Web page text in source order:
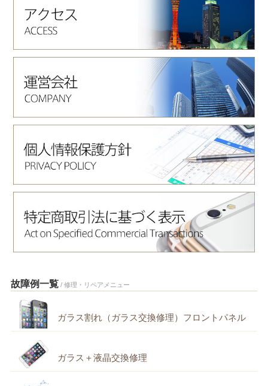
故障例一覧 / 修理・リペアメニュー
ガラス割れ（ガラス交換修理）フロントパネル
ガラス＋液晶交換修理